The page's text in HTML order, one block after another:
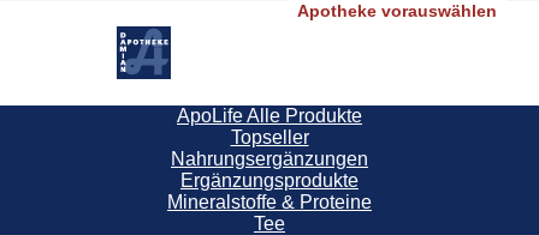
Apotheke vorauswählen
ApoLife Alle Produkte
Topseller
Nahrungsergänzungen
Ergänzungsprodukte
Mineralstoffe & Proteine
Tee